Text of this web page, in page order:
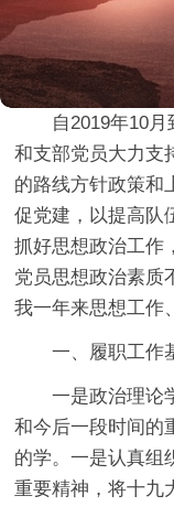
自2019年10
和支部党员大力支
的路线方针政策和
促党建，以提高队
抓好思想政治工作
党员思想政治素质
我一年来思想工作
一、履职工作
一是政治理论
和今后一段时间的
的学。一是认真组
重要精神，将十九